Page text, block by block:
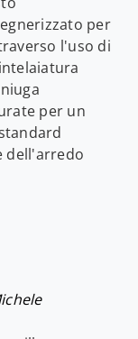
per
l'uso di
per un
dell'arredo